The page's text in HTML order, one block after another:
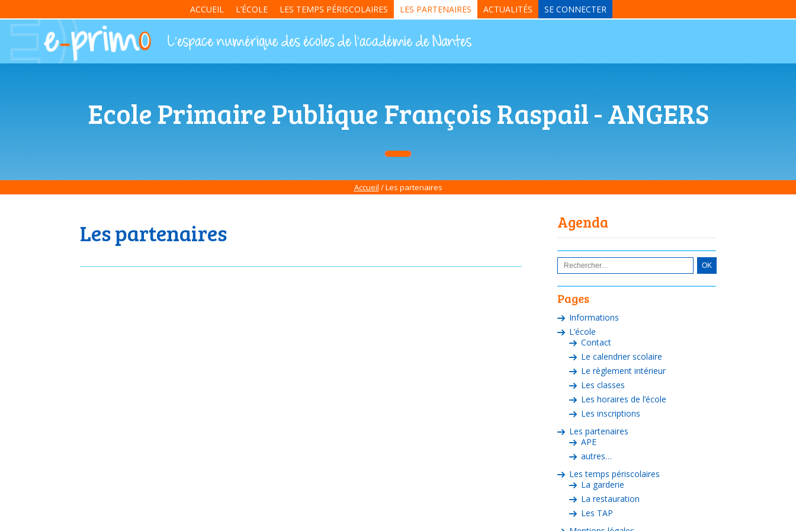
ACCUEIL L’ÉCOLE LES TEMPS PÉRISCOLAIRES LES PARTENAIRES ACTUALITÉS SE CONNECTER
Ecole Primaire Publique François Raspail - ANGERS
Accueil / Les partenaires
Les partenaires Agenda
Pages
Informations
L’école
Contact
Le calendrier scolaire
Le règlement intérieur
Les classes
Les horaires de l’école
Les inscriptions
Les partenaires
APE
autres…
Les temps périscolaires
La garderie
La restauration
Les TAP